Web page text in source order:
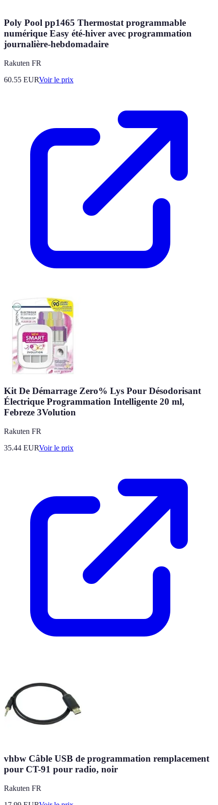
Poly Pool pp1465 Thermostat programmable
numérique Easy été-hiver avec programmation
journalière-hebdomadaire
Rakuten FR
60.55 EURVoir le prix
Kit De Démarrage Zero% Lys Pour Désodorisant
Électrique Programmation Intelligente 20 ml,
Febreze 3Volution
Rakuten FR
35.44 EURVoir le prix
vhbw Câble USB de programmation remplacement
pour CT-91 pour radio, noir
Rakuten FR